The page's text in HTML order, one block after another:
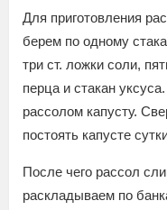
Для приготовления
берем по одному
три ст. ложки соли,
перца и стакан
рассолом капусту.
постоять капусте
После чего рассол
раскладываем по